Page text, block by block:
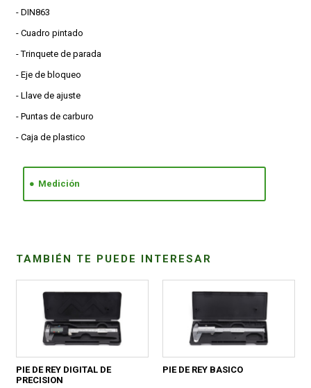
- DIN863
- Cuadro pintado
- Trinquete de parada
- Eje de bloqueo
- Llave de ajuste
- Puntas de carburo
- Caja de plastico
Medición
TAMBIÉN TE PUEDE INTERESAR
PIE DE REY DIGITAL DE
PRECISION
PIE DE REY BASICO